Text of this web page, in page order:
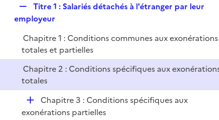
r
e
r
p
l
e
r
e
l
i
e
r
Titre 1 : Salariés détachés à l'étranger par leur
employeur
Chapitre 1 : Conditions communes aux exonérations
totales et partielles
Chapitre 2 : Conditions spécifiques aux
totales
D
é
Chapitre 3 : Conditions spécifiques aux
exonérations partielles